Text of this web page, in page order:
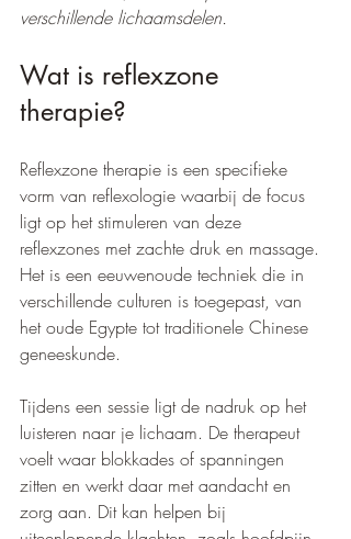
verschillende lichaamsdelen.
Wat is reflexzone
therapie?
Reflexzone therapie is een specifieke
vorm van reflexologie waarbij de focus
ligt op het stimuleren van deze
reflexzones met zachte druk en massage.
Het is een eeuwenoude techniek die in
verschillende culturen is toegepast, van
het oude Egypte tot traditionele Chinese
geneeskunde.
Tijdens een sessie ligt de nadruk op het
luisteren naar je lichaam. De therapeut
voelt waar blokkades of spanningen
zitten en werkt daar met aandacht en
zorg aan. Dit kan helpen bij